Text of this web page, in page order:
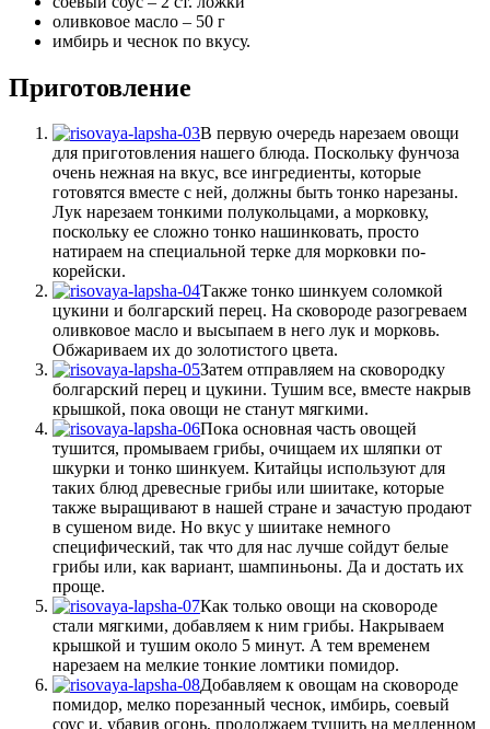
оливковое масло – 50 г
имбирь и чеснок по вкусу.
Приготовление
В первую очередь нарезаем овощи
для приготовления нашего блюда. Поскольку фунчоза
очень нежная на вкус, все ингредиенты, которые
готовятся вместе с ней, должны быть тонко нарезаны.
Лук нарезаем тонкими полукольцами, а морковку,
поскольку ее сложно тонко нашинковать, просто
натираем на специальной терке для морковки по-
корейски.
Также тонко шинкуем соломкой
цукини и болгарский перец. На сковороде разогреваем
оливковое масло и высыпаем в него лук и морковь.
Обжариваем их до золотистого цвета.
Затем отправляем на сковородку
болгарский перец и цукини. Тушим все, вместе накрыв
крышкой, пока овощи не станут мягкими.
Пока основная часть овощей
тушится, промываем грибы, очищаем их шляпки от
шкурки и тонко шинкуем. Китайцы используют для
таких блюд древесные грибы или шиитаке, которые
также выращивают в нашей стране и зачастую продают
в сушеном виде. Но вкус у шиитаке немного
специфический, так что для нас лучше сойдут белые
грибы или, как вариант, шампиньоны. Да и достать их
проще.
Как только овощи на сковороде
стали мягкими, добавляем к ним грибы. Накрываем
крышкой и тушим около 5 минут. А тем временем
нарезаем на мелкие тонкие ломтики помидор.
Добавляем к овощам на сковороде
помидор, мелко порезанный чеснок, имбирь, соевый
соус и, убавив огонь, продолжаем тушить на медленном